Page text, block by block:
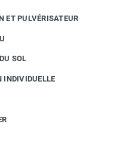
ET PULVÉRISATEUR
SOL
INDIVIDUELLE